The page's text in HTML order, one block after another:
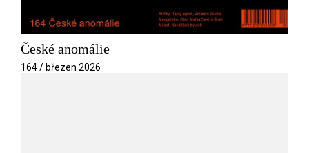
České anomálie
164 / březen 2026